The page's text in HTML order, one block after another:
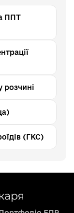
ППТ
розчині
(ГКС)